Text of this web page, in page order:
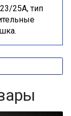
25A, тип